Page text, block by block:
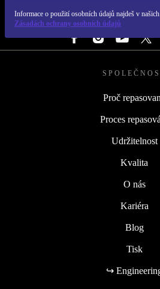
Informace o použití osobních údajů najdeš v našich
Zásadách ochrany osobních údajůSLEDUJ NÁS
Proč
Proces
Udržitelnost
Kvalita
O nás
Kariéra
Blog
Tisk
↪